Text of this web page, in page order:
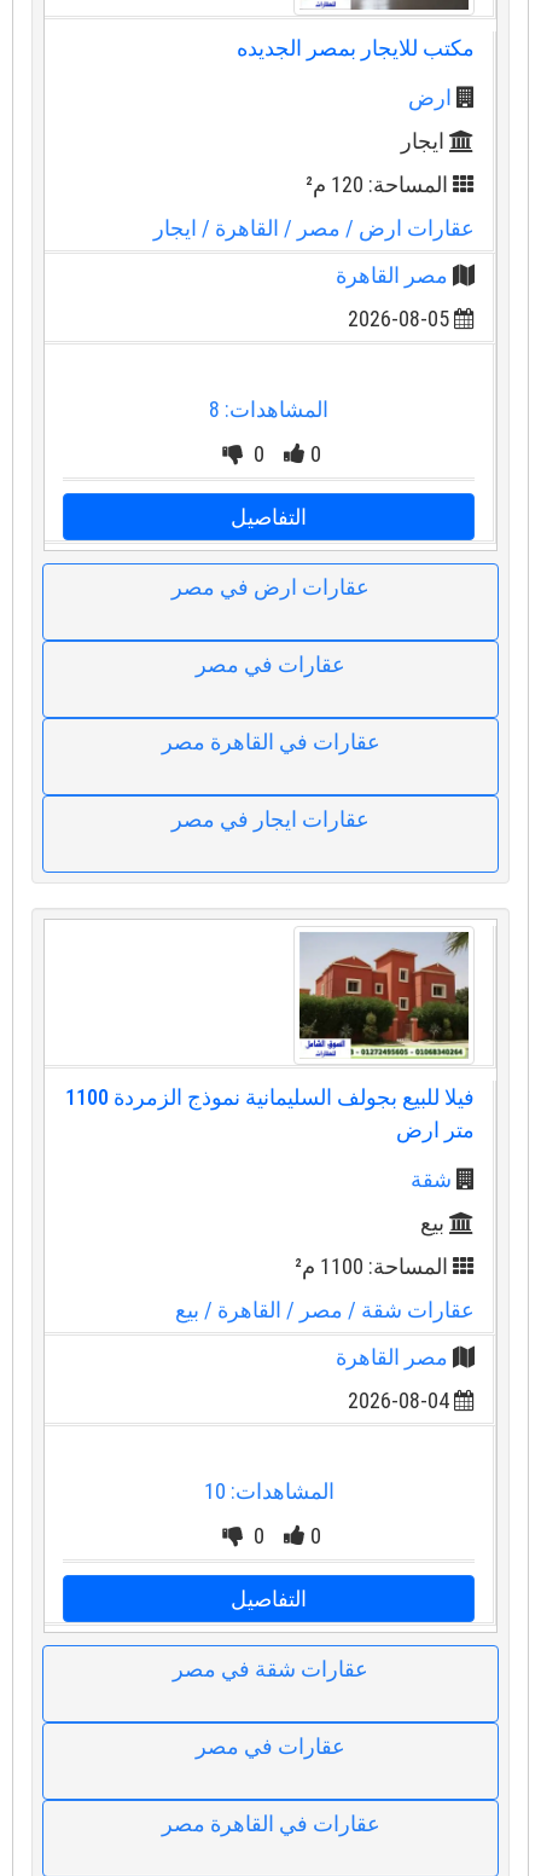
مكتب للايجار بمصر الجديده
ارض
ايجار
المساحة: 120 م²
عقارات ارض / مصر / القاهرة/ ايجار
مصر القاهرة
2026-08-05
المشاهدات: 8
0
0
التفاصيل
عقارات ارض في مصر
عقارات في مصر
عقارات في القاهرة مصر
عقارات ايجار في مصر
فيلا للبيع بجولف السليمانية نموذج الزمردة 1100
متر ارض
شقة
بيع
المساحة: 1100 م²
عقارات شقة / مصر / القاهرة/ بيع
مصر القاهرة
2026-08-04
المشاهدات: 10
0
0
التفاصيل
عقارات شقة في مصر
عقارات في مصر
عقارات في القاهرة مصر